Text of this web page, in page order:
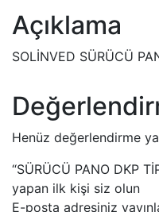
Açıklama
SOLİNVED SÜRÜCÜ
Henüz değerlendirme
“SÜRÜCÜ PANO DKP
yapan ilk kişi siz olun
E-posta adresiniz